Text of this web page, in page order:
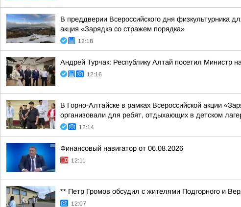
В преддверии Всероссийского дня физкультурника
акция «Зарядка со стражем порядка»
12:18
Андрей Турчак: Республику Алтай посетил Министр
12:16
В Горно-Алтайске в рамках Всероссийской акции
организовали для ребят, отдыхающих в детском
12:14
Финансовый навигатор от 06.08.2026
12:11
** Петр Громов обсудил с жителями Подгорного и
12:07